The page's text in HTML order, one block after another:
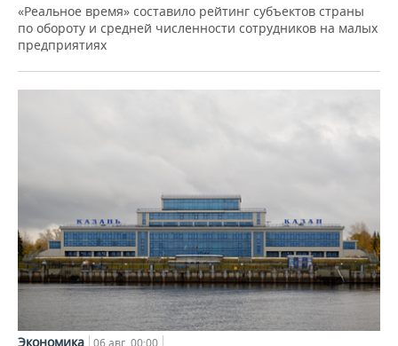
«Реальное время» составило рейтинг субъектов страны
по обороту и средней численности сотрудников на малых
предприятиях
Экономика 06 авг, 00:00